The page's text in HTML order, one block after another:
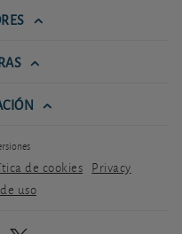
de cookies Privacy
uso